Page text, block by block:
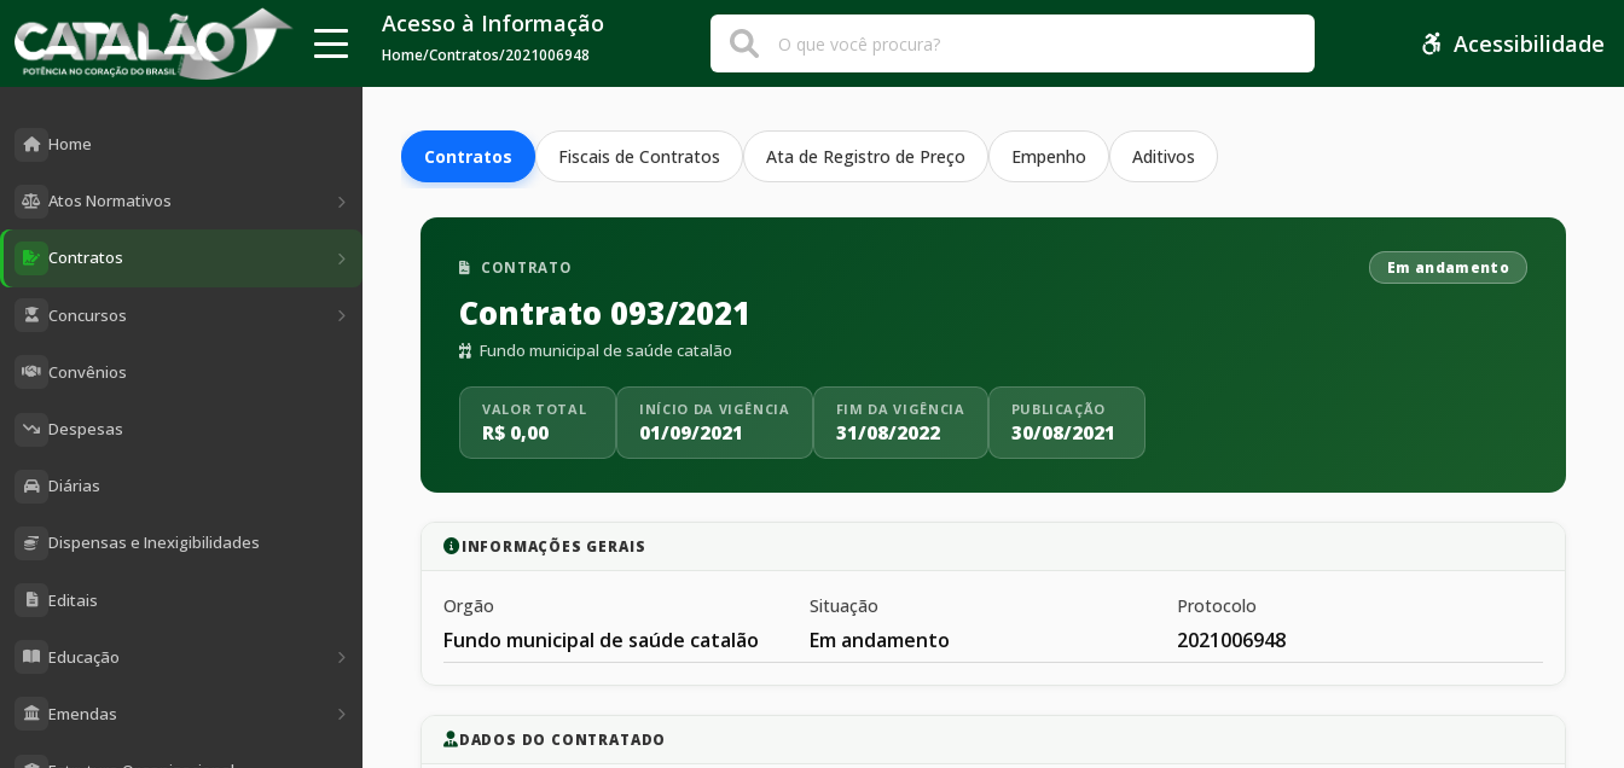
Home
Atos Normativos
Contratos
Concursos
Convênios
Despesas
Diárias
Dispensas e Inexigibilidades
Editais
Educação
Emendas
Acesso à Informação
Home/Contratos/2021006948 Acessibilidade
Contratos Fiscais de Contratos Ata de Registro de Preço Empenho Aditivos
CONTRATO Em andamento
Contrato 093/2021
Fundo municipal de saúde catalão
VALOR TOTAL
R$ 0,00
INÍCIO DA VIGÊNCIA
01/09/2021
FIM DA VIGÊNCIA
31/08/2022
PUBLICAÇÃO
30/08/2021
INFORMAÇÕES GERAIS
Orgão
Fundo municipal de saúde catalão
Situação
Em andamento
Protocolo
2021006948
DADOS DO CONTRATADO